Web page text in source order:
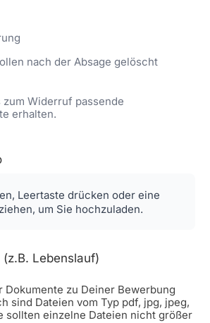
nach der Absage gelöscht
Widerruf passende
erhalten.
Leertaste drücken oder eine
um Sie hochzuladen.
Lebenslauf)
Dokumente zu Deiner Bewerbung
sind Dateien vom Typ pdf, jpg, jpeg,
sollten einzelne Dateien nicht größer